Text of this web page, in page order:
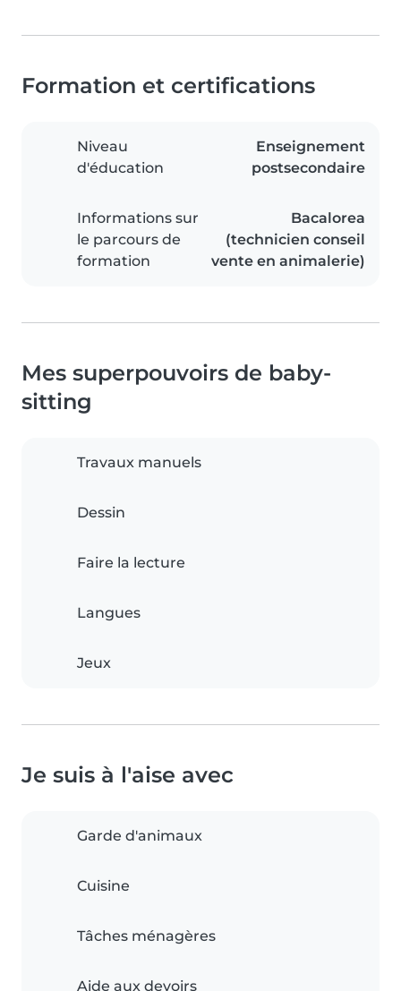
Formation et certifications
Niveau
d'éducation
Enseignement
postsecondaire
Informations sur
le parcours de
formation
Bacalorea
(technicien conseil
vente en animalerie)
Mes superpouvoirs de baby-
sitting
Travaux manuels
Dessin
Faire la lecture
Langues
Jeux
Je suis à l'aise avec
Garde d'animaux
Cuisine
Tâches ménagères
Aide aux devoirs